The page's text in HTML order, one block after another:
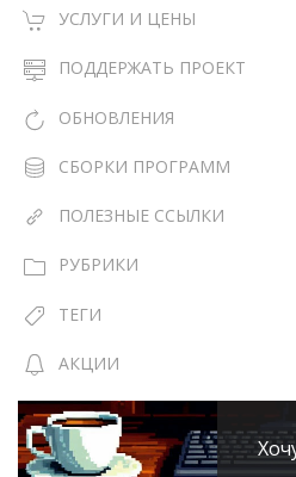
УСЛУГИ И ЦЕНЫ
ПОДДЕРЖАТЬ ПРОЕКТ
ОБНОВЛЕНИЯ
СБОРКИ ПРОГРАММ
ПОЛЕЗНЫЕ ССЫЛКИ
РУБРИКИ
ТЕГИ
АКЦИИ
Хочу